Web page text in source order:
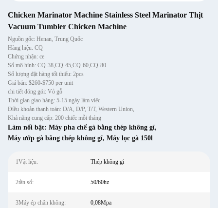
Chicken Marinator Machine Stainless Steel Marinator Thịt
Vacuum Tumbler Chicken Machine
Nguồn gốc: Henan, Trung Quốc
Hàng hiệu: CQ
Chứng nhận: ce
Số mô hình: CQ-38,CQ-45,CQ-60,CQ-80
Số lượng đặt hàng tối thiểu: 2pcs
Giá bán: $260-$750 per unit
chi tiết đóng gói: Vỏ gỗ
Thời gian giao hàng: 5-15 ngày làm việc
Điều khoản thanh toán: D/A, D/P, T/T, Western Union,
Khả năng cung cấp: 200 chiếc mỗi tháng
Làm nổi bật: Máy pha chế gà bằng thép không gỉ,
Máy ướp gà bằng thép không gỉ, Máy lọc gà 150l
1Vật liệu: Thép không gỉ
2tần số: 50/60hz
3Máy ép chân không: 0,08Mpa